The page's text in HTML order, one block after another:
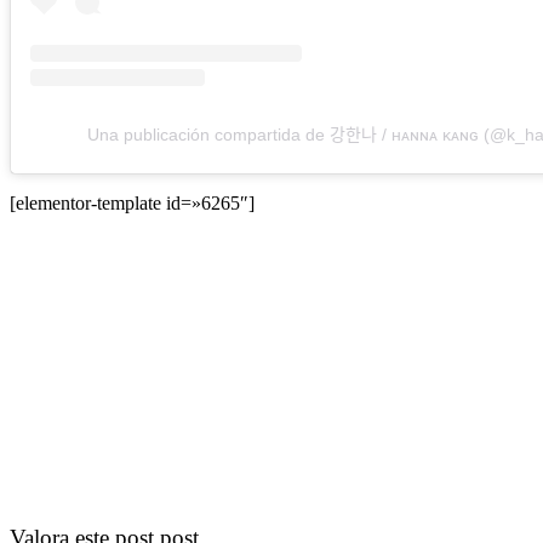
Una publicación compartida de 강한나 / ʜᴀɴɴᴀ ᴋᴀɴɢ
[elementor-template id=»6265″]
Valora este post post